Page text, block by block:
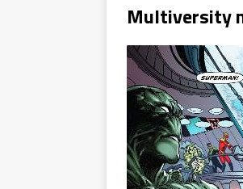
Multiversity